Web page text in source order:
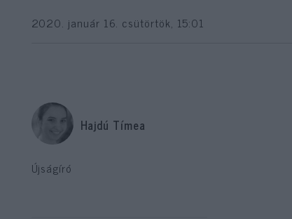
2020. január 16. csütörtök, 15:01
Hajdú Tímea
Újságíró